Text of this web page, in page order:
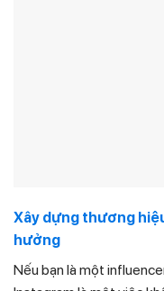
Xây dựng thương
hưởng
Nếu bạn là một